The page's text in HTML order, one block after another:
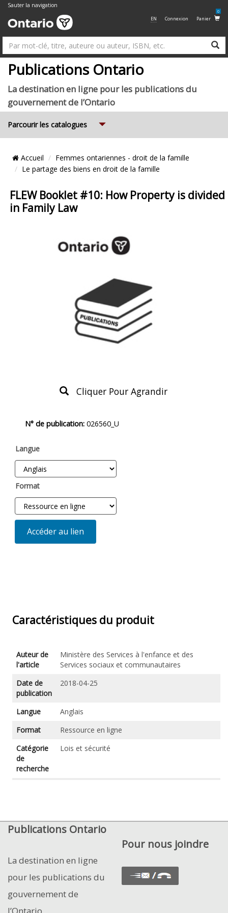
Sauter la navigation
EN Connexion Panier
0
Publications Ontario
La destination en ligne pour les publications du
gouvernement de l’Ontario
Parcourir les catalogues
Emplacement
du
d’Ariane
Accueil
Femmes ontariennes - droit de la famille
Le partage des biens en droit de la famille
FLEW Booklet #10: How Property is divided
in Family Law
Cliquer Pour Agrandir
du
produit
N° de publication: 026560_U
Langue
Format
Accéder au lien
Caractéristiques du produit
Auteur de
l'article
Ministère des Services à l'enfance et des
Services sociaux et communautaires
Date de
publication
2018-04-25
Langue
Anglais
Format
Ressource en ligne
Catégorie
de
recherche
Lois et sécurité
Publications Ontario
La destination en ligne
pour les publications du
gouvernement de
Pour nous joindre